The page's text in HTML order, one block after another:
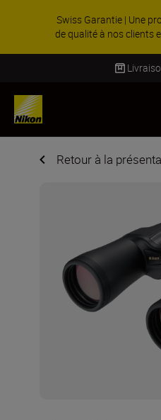
Swiss Garantie | Une
de qualité à nos clients
Retour à la